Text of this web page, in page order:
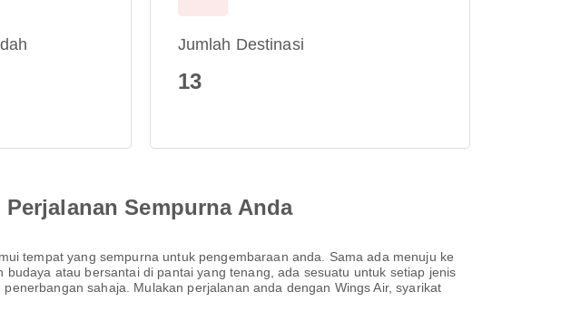
Jumlah Destinasi
13
Sempurna Anda
tempat yang sempurna untuk pengembaraan anda. Sama ada menuju ke
atau bersantai di pantai yang tenang, ada sesuatu untuk setiap jenis
sahaja. Mulakan perjalanan anda dengan Wings Air, syarikat